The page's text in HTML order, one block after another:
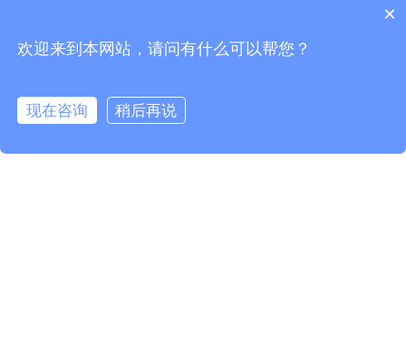
订阅最新资讯，活动详情，以及产品更新
*
×
欢迎来到本网站，请问有什么可以帮您？
现在咨询 稍后再说